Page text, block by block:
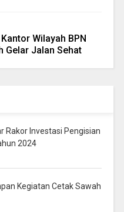
Wilayah BPN
Gelar Jalan Sehat
Rakor Investasi Pengisian
2024
Kegiatan Cetak Sawah